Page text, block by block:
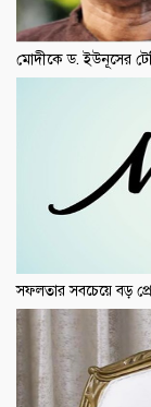
মোদীকে ড. ইউনূসের
সফলতার সবচেয়ে বড়